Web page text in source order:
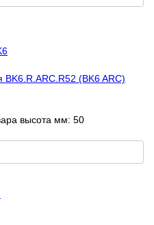
BK6.R.ARC.R52 (BK6 ARC)
высота мм: 50